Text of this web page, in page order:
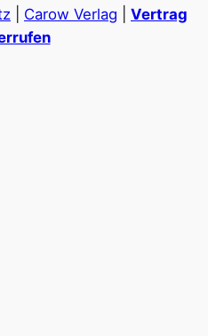
Carow Verlag
Vertrag